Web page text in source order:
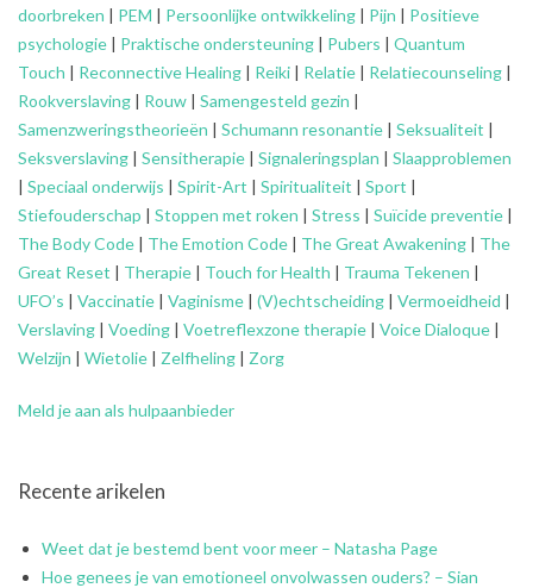
doorbreken | PEM | Persoonlijke ontwikkeling | Pijn | Positieve
psychologie | Praktische ondersteuning | Pubers | Quantum
Touch | Reconnective Healing | Reiki | Relatie | Relatiecounseling |
Rookverslaving | Rouw | Samengesteld gezin |
Samenzweringstheorieën | Schumann resonantie | Seksualiteit |
Seksverslaving | Sensitherapie | Signaleringsplan | Slaapproblemen
| Speciaal onderwijs | Spirit-Art | Spiritualiteit | Sport |
Stiefouderschap | Stoppen met roken | Stress | Suïcide preventie |
The Body Code | The Emotion Code | The Great Awakening | The
Great Reset | Therapie | Touch for Health | Trauma Tekenen |
UFO’s | Vaccinatie | Vaginisme | (V)echtscheiding | Vermoeidheid |
Verslaving | Voeding | Voetreflexzone therapie | Voice Dialoque |
Welzijn | Wietolie | Zelfheling | Zorg
Meld je aan als hulpaanbieder
Recente arikelen
Weet dat je bestemd bent voor meer – Natasha Page
Hoe genees je van emotioneel onvolwassen ouders? – Sian